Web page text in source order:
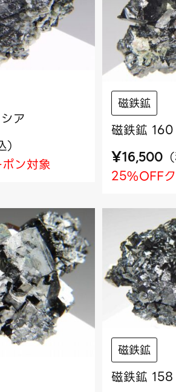
ア
）
ン対象
磁鉄鉱
磁鉄鉱
¥16,500 （
25%OFF
磁鉄鉱
磁鉄鉱